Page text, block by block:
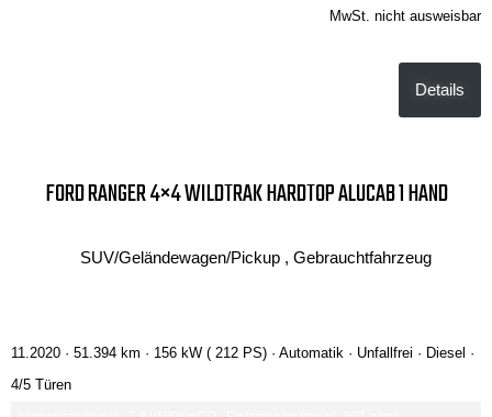
MwSt. nicht ausweisbar
Details
FORD RANGER 4×4 WILDTRAK HARDTOP ALUCAB 1 HAND
SUV/Geländewagen/Pickup , Gebrauchtfahrzeug
11.2020 · 51.394 km · 156 kW ( 212 PS) · Automatik · Unfallfrei · Diesel ·
4/5 Türen